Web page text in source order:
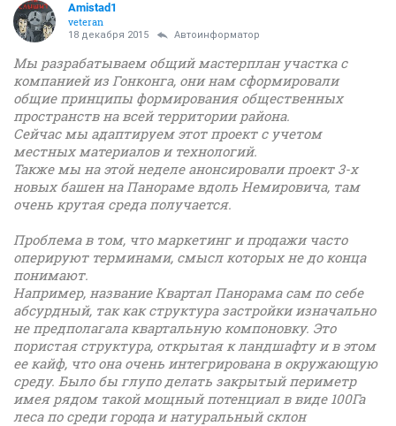
Amistad1
veteran
18 декабря 2015 Автоинформатор
Мы разрабатываем общий мастерплан участка с
компанией из Гонконга, они нам сформировали
общие принципы формирования общественных
пространств на всей территории района.
Сейчас мы адаптируем этот проект с учетом
местных материалов и технологий.
Также мы на этой неделе анонсировали проект 3-х
новых башен на Панораме вдоль Немировича, там
очень крутая среда получается.
Проблема в том, что маркетинг и продажи часто
оперируют терминами, смысл которых не до конца
понимают.
Например, название Квартал Панорама сам по себе
абсурдный, так как структура застройки изначально
не предполагала квартальную компоновку. Это
пористая структура, открытая к ландшафту и в этом
ее кайф, что она очень интегрирована в окружающую
среду. Было бы глупо делать закрытый периметр
имея рядом такой мощный потенциал в виде 100Га
леса по среди города и натуральный склон